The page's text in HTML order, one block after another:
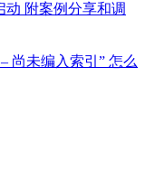
尚未编入索引” 怎么